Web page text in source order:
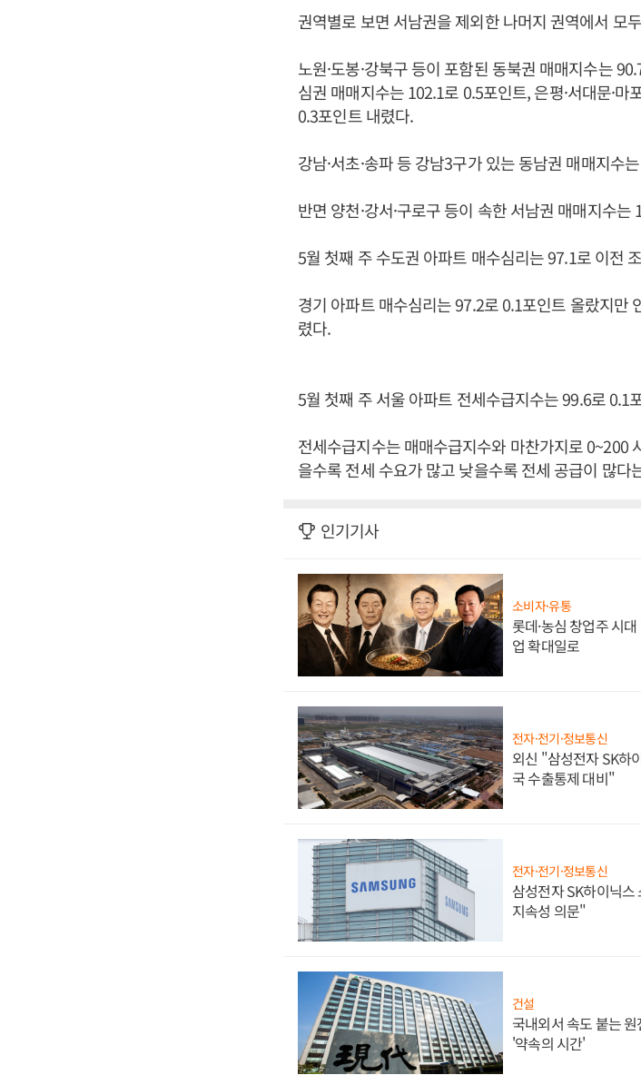
권역별로 보면 서남권을 제외한 나머지 권역에서 모
노원·도봉·강북구 등이 포함된 동북권 매매지수는
심권 매매지수는 102.1로 0.5포인트, 은평·서대문·
0.3포인트 내렸다.
강남·서초·송파 등 강남3구가 있는 동남권 매매지수
반면 양천·강서·구로구 등이 속한 서남권 매매지수
5월 첫째 주 수도권 아파트 매수심리는 97.1로 이전
경기 아파트 매수심리는 97.2로 0.1포인트 올랐지만
렸다.
5월 첫째 주 서울 아파트 전세수급지수는 99.6로 0.1
전세수급지수는 매매수급지수와 마찬가지로 0~200
을수록 전세 수요가 많고 낮을수록 전세 공급이 많
인기기사
소비자·유통
롯데·농심 창업주 시
업 확대일로
전자·전기·정보통신
외신 "삼성전자 SK하
국 수출통제 대비"
전자·전기·정보통신
삼성전자 SK하이닉
지속성 의문"
건설
국내외서 속도 붙는
'약속의 시간'